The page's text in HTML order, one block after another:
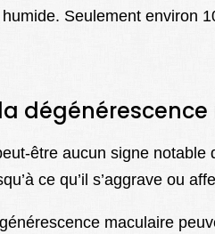
Seulement environ
être aucun signe
ce qu’il s’aggrave ou
maculaire